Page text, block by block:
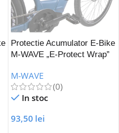
Protectie Acumulator E-Bike
M-WAVE „E-Protect Wrap”
M-WAVE
(0)
In stoc
93,50 lei